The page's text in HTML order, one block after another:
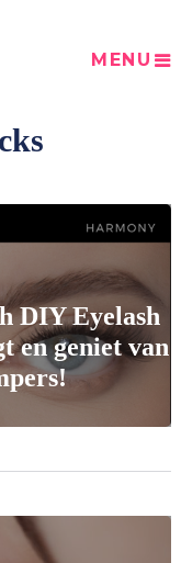
MENU
DIY Eyelash
en geniet van